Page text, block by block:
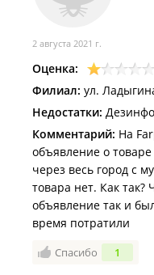
телефон так и не
подошла. Попросила
через пару дней
телефон так и
могу. На вопрос
завтраками.
Никому не
2 августа 2021 г.
Оценка:
Филиал: ул.
Недостатки:
Комментарий: На
объявление о
через весь город с
товара нет. Как так?
объявление так и
время потратили
Спасибо 1